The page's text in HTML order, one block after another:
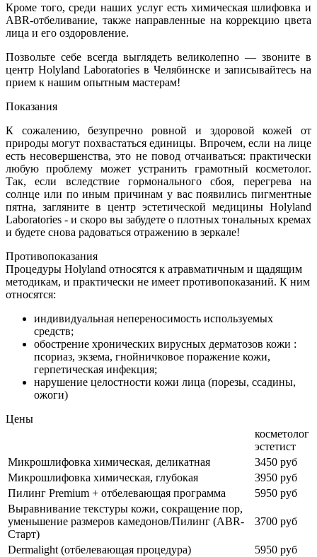
Кроме того, среди наших услуг есть химическая шлифовка и
ABR-отбеливание, также направленные на коррекцию цвета
лица и его оздоровление.
Позвольте себе всегда выглядеть великолепно — звоните в
центр Holyland Laboratories в Челябинске и записывайтесь на
прием к нашим опытным мастерам!
Показания
К сожалению, безупречно ровной и здоровой кожей от
природы могут похвастаться единицы. Впрочем, если на лице
есть несовершенства, это не повод отчаиваться: практически
любую проблему может устранить грамотный косметолог.
Так, если вследствие гормонального сбоя, перегрева на
солнце или по иным причинам у вас появились пигментные
пятна, загляните в центр эстетической медицины Holyland
Laboratories - и скоро вы забудете о плотных тональных кремах
и будете снова радоваться отражению в зеркале!
Противопоказания
Процедуры Holyland относятся к атравматичным и щадящим
методикам, и практически не имеет противопоказаний. К ним
относятся:
индивидуальная непереносимость используемых
средств;
обострение хронических вирусных дерматозов кожи :
псориаз, экзема, гнойничковое поражение кожи,
герпетическая инфекция;
нарушение целостности кожи лица (порезы, ссадины,
ожоги)
Цены
косметолог
эстетист
Микрошлифовка химическая, деликатная
3450 руб
Микрошлифовка химическая, глубокая
3950 руб
Пилинг Premium + отбелевающая программа
5950 руб
Выравнивание текстуры кожи, сокращение пор,
уменьшение размеров камедонов/Пилинг (ABR-
Старт)
3700 руб
Dermalight (отбелевающая процедура)
5950 руб